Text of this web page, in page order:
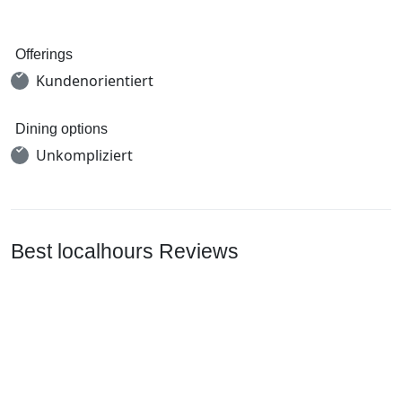
Offerings
Kundenorientiert
Dining options
Unkompliziert
Best localhours Reviews